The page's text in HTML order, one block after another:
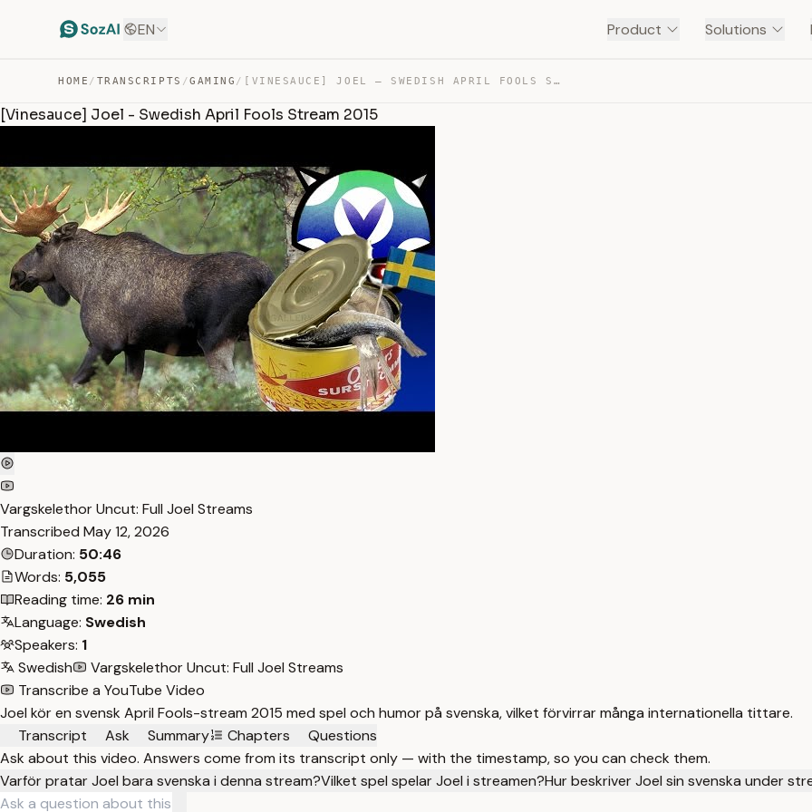
EN Product Solutions
HOME / TRANSCRIPTS /GAMING / [VINESAUCE] JOEL – SWEDISH APRIL FOOLS STREAM 2015 — TRANSCRIPT
[Vinesauce] Joel - Swedish April Fools Stream 2015
Vargskelethor Uncut: Full Joel Streams
Transcribed May 12, 2026
Duration: 50:46
Words: 5,055
Reading time: 26 min
Language: Swedish
Speakers: 1
Swedish
Vargskelethor Uncut: Full Joel Streams
Transcribe a YouTube Video
Joel kör en svensk April Fools-stream 2015 med spel och humor på svenska, vilket förvirrar många internationella tittare.
Transcript
Ask Summary Chapters
Questions
Ask about this video. Answers come from its transcript only — with the timestamp, so you can check them.
Varför pratar Joel bara svenska i denna stream?Vilket spel spelar Joel i streamen?Hur beskriver Joel sin svenska under